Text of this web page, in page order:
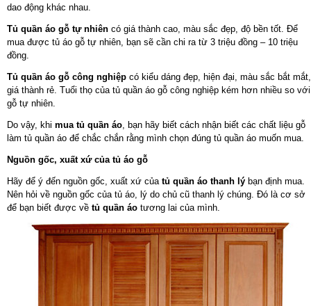
dao động khác nhau.
Tủ quần áo gỗ tự nhiên có giá thành cao, màu sắc đẹp, độ bền tốt. Để
mua được tủ áo gỗ tự nhiên, bạn sẽ cần chi ra từ 3 triệu đồng – 10 triệu
đồng.
Tủ quần áo gỗ công nghiệp có kiểu dáng đẹp, hiện đại, màu sắc bắt mắt,
giá thành rẻ. Tuổi thọ của tủ quần áo gỗ công nghiệp kém hơn nhiều so với
gỗ tự nhiên.
Do vậy, khi mua tủ quần áo , bạn hãy biết cách nhận biết các chất liệu gỗ
làm tủ quần áo để chắc chắn rằng mình chọn đúng tủ quần áo muốn mua.
Nguồn gốc, xuất xứ của tủ áo gỗ
Hãy để ý đến nguồn gốc, xuất xứ của tủ quần áo thanh lý bạn định mua.
Nên hỏi về nguồn gốc của tủ áo, lý do chủ cũ thanh lý chúng. Đó là cơ sở
để bạn biết được về tủ quần áo tương lai của mình.